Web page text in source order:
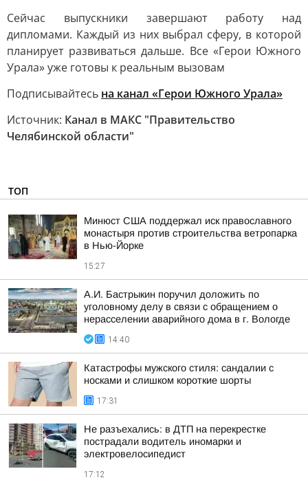
Сейчас выпускники завершают работу над
дипломами. Каждый из них выбрал сферу, в которой
планирует развиваться дальше. Все «Герои Южного
Урала» уже готовы к реальным вызовам
Подписывайтесь на канал «Герои Южного Урала»
Источник: Канал в МАКС "Правительство
Челябинской области"
ТОП
Минюст США поддержал иск православного
монастыря против строительства ветропарка
в Нью-Йорке
15:27
А.И. Бастрыкин поручил доложить по
уголовному делу в связи с обращением о
нерасселении аварийного дома в г. Вологде
14:40
Катастрофы мужского стиля: сандалии с
носками и слишком короткие шорты
17:31
Не разъехались: в ДТП на перекрестке
пострадали водитель иномарки и
электровелосипедист
17:12